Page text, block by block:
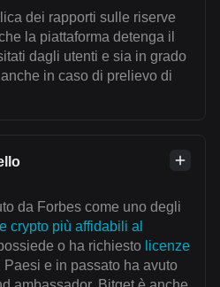
dei rapporti sulle riserve
la piattaforma detenga il
dagli utenti e sia in grado
in caso di prelievo di
da Forbes come uno degli
crypto più affidabili al
o ha richiesto licenze
Paesi e in passato ha avuto